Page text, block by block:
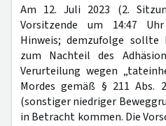
Am 12. Juli 2023 (2.
Vorsitzende um 14:47
Hinweis; demzufolge
zum Nachteil des
Verurteilung wegen
Mordes gemäß § 211 Abs.
(sonstiger niedriger
in Betracht kommen. Die